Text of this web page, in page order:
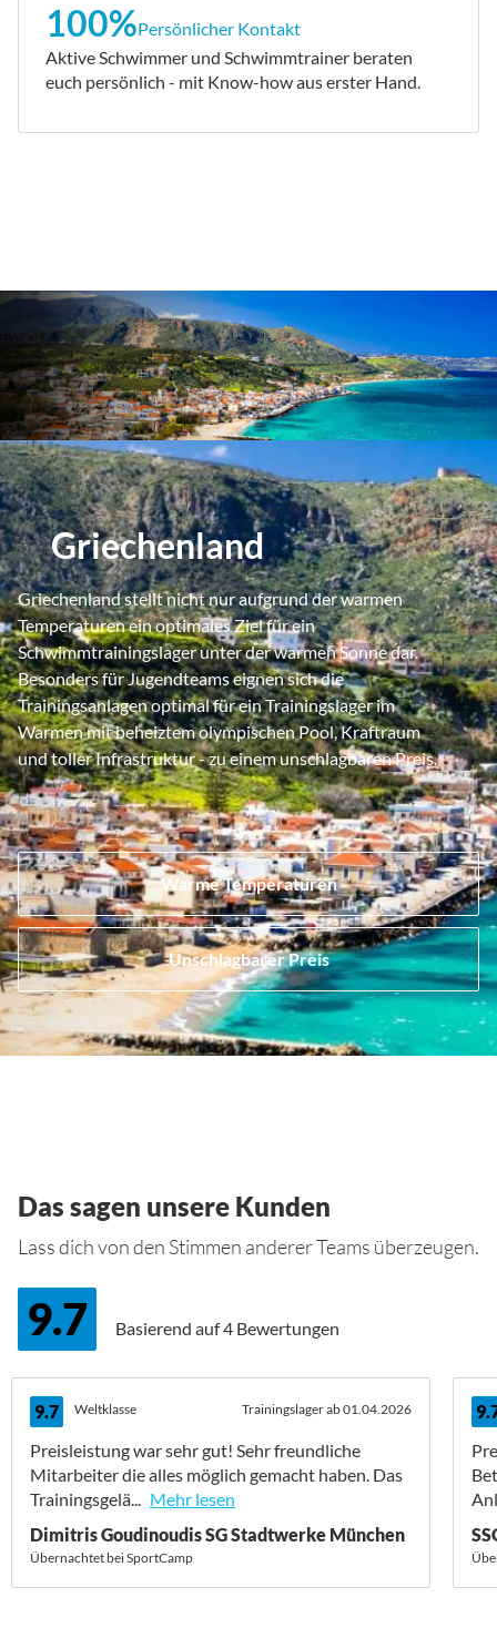
100%Persönlicher Kontakt
Aktive Schwimmer und Schwimmtrainer beraten
euch persönlich - mit Know-how aus erster Hand.
Griechenland
Griechenland stellt nicht nur aufgrund der warmen
Temperaturen ein optimales Ziel für ein
Schwimmtrainingslager unter der warmen Sonne dar.
Besonders für Jugendteams eignen sich die
Trainingsanlagen optimal für ein Trainingslager im
Warmen mit beheiztem olympischen Pool, Kraftraum
und toller Infrastruktur - zu einem unschlagbaren Preis.
Warme Temperaturen
Unschlagbarer Preis
Das sagen unsere Kunden
Lass dich von den Stimmen anderer Teams überzeugen.
9.7 Basierend auf4 Bewertungen
9.7 Weltklasse Trainingslager ab 01.04.2026
Preisleistung war sehr gut! Sehr freundliche
Mitarbeiter die alles möglich gemacht haben. Das
Trainingsgelä...
Mehr lesen
Dimitris Goudinoudis SG Stadtwerke München
Übernachtet bei SportCamp